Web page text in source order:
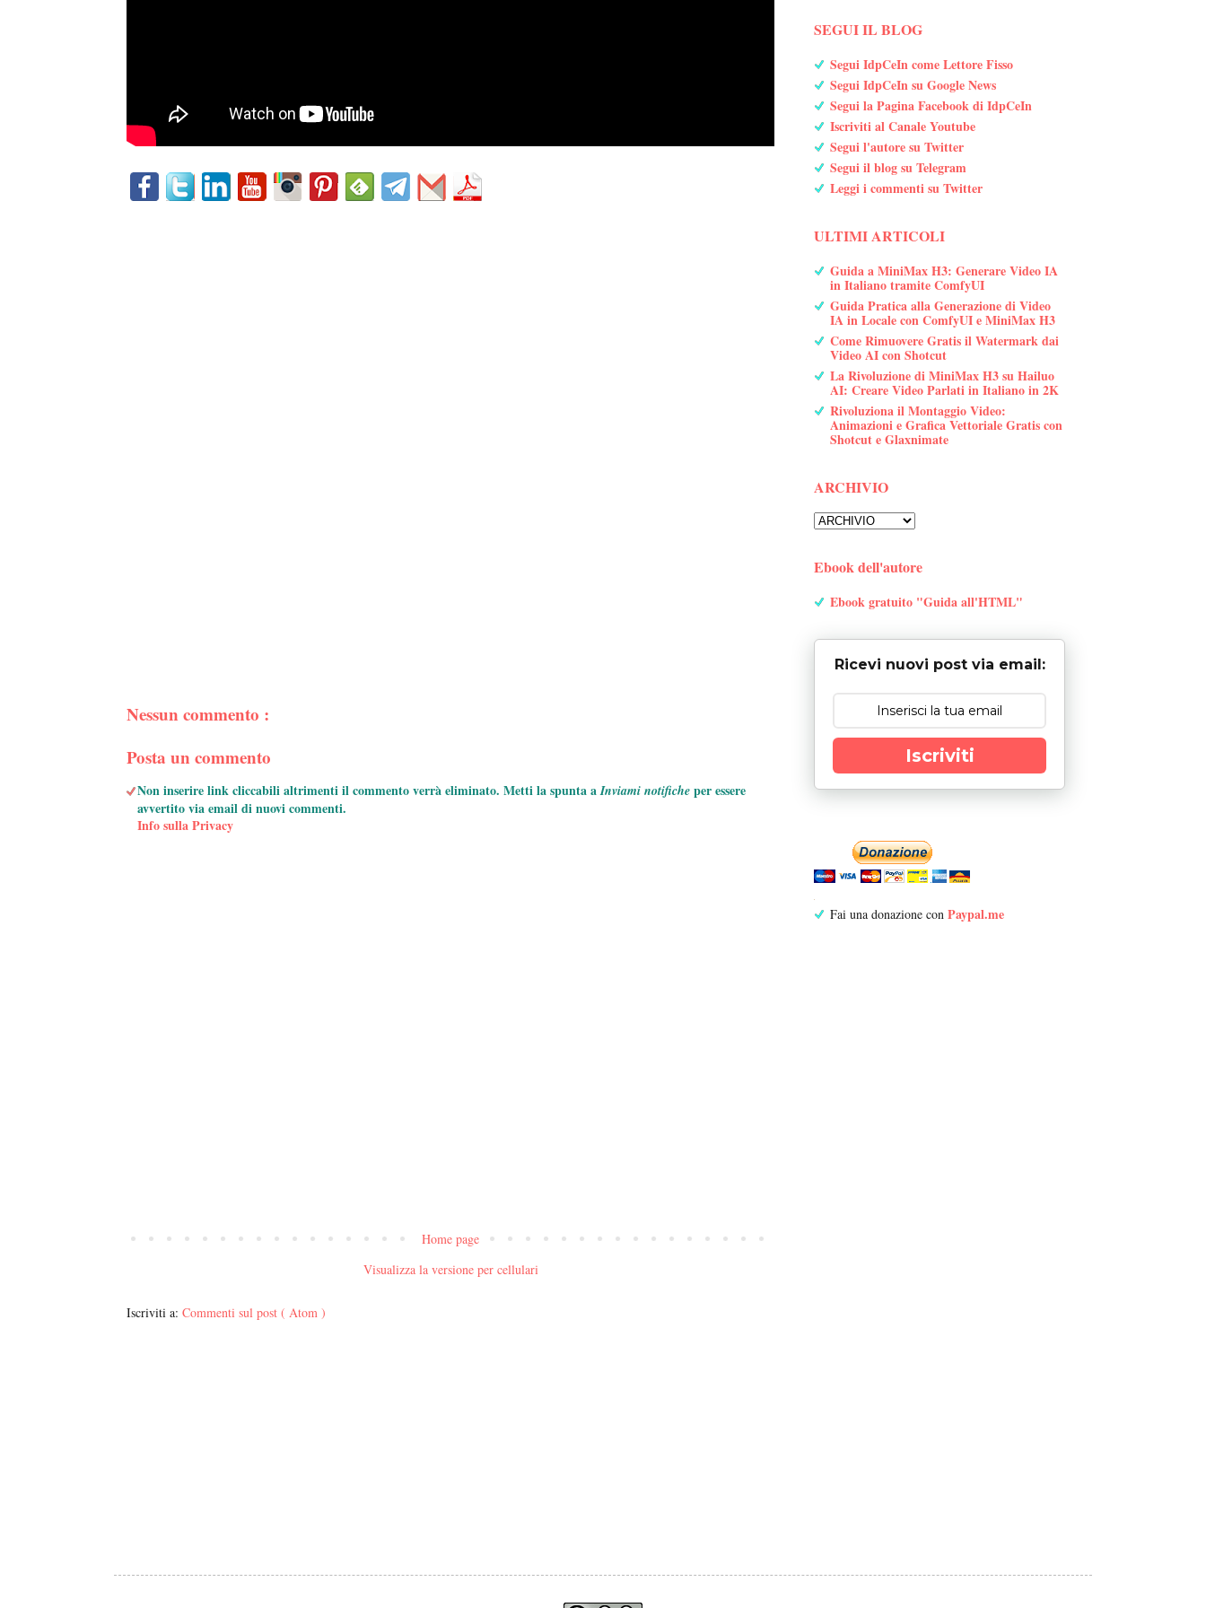
Nessun commento :
Posta un commento
Non inserire link cliccabili altrimenti il commento verrà eliminato. Metti la spunta aInviami notifiche per essere
avvertito via email di nuovi commenti.
Info sulla Privacy
Home page
Visualizza la versione per cellulari
Iscriviti a: Commenti sul post ( Atom )
SEGUI IL BLOG
Segui IdpCeIn come Lettore Fisso
Segui IdpCeIn su Google News
Segui la Pagina Facebook di IdpCeIn
Iscriviti al Canale Youtube
Segui l'autore su Twitter
Segui il blog su Telegram
Leggi i commenti su Twitter
ULTIMI ARTICOLI
Guida a MiniMax H3: Generare Video IA
in Italiano tramite ComfyUI
Guida Pratica alla Generazione di Video
IA in Locale con ComfyUI e MiniMax H3
Come Rimuovere Gratis il Watermark dai
Video AI con Shotcut
La Rivoluzione di MiniMax H3 su Hailuo
AI: Creare Video Parlati in Italiano in 2K
Rivoluziona il Montaggio Video:
Animazioni e Grafica Vettoriale Gratis con
Shotcut e Glaxnimate
ARCHIVIO
Ebook dell'autore
Ebook gratuito "Guida all'HTML"
Ricevi nuovi post via email:
Iscriviti
Fai una donazione con Paypal.me